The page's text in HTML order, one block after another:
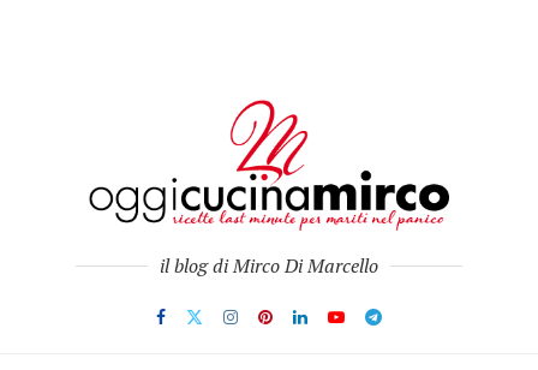
il blog di Mirco Di Marcello